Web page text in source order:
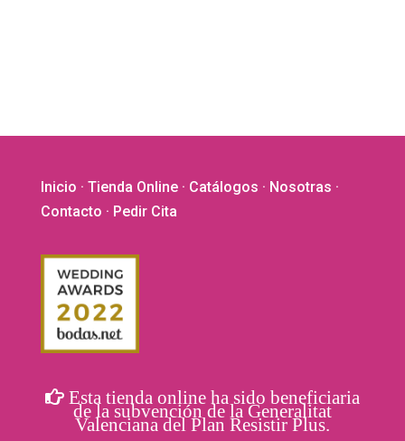
de
Inicio · Tienda Online· Catálogos · Nosotras ·
Contacto · Pedir Cita
Esta tienda online ha sido beneficiaria
de la subvención de la Generalitat
Valenciana del Plan Resistir Plus.